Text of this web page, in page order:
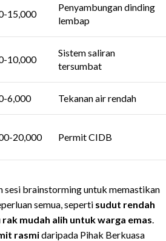
15,000
Penyambungan dinding
lembap
10,000
Sistem saliran
tersumbat
6,000 Tekanan air rendah
20,000 Permit CIDB
sesi brainstorming untuk memastikan
semua, seperti sudut rendah
rak mudah alih untuk warga emas
rasmidaripada Pihak Berkuasa